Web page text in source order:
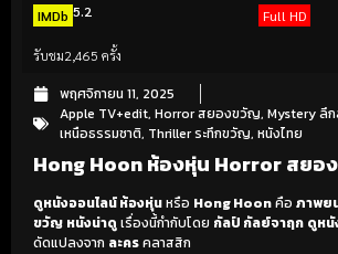
IMDb 5.2 Full HD
รับชม2,465 ครั้ง
พฤศจิกายน 11, 2025
Apple TV+edit, Horror สยองขวัญ, Mystery ลึ
เหนือธรรมชาติ, Thriller ระทึกขวัญ, หนังไทย
Hong Hoon ห้องหุ่น Horror สยอ
ดูหนังออนไลน์ ห้องหุ่นหรือ Hong Hoonคือ ภาพย
ขวัญ หนังน่าดูเรื่องนี้กำกับโดย กัลป์ กัลย์จาฤก ดูหนั
ดัดแปลงจาก ละครคลาสสิก